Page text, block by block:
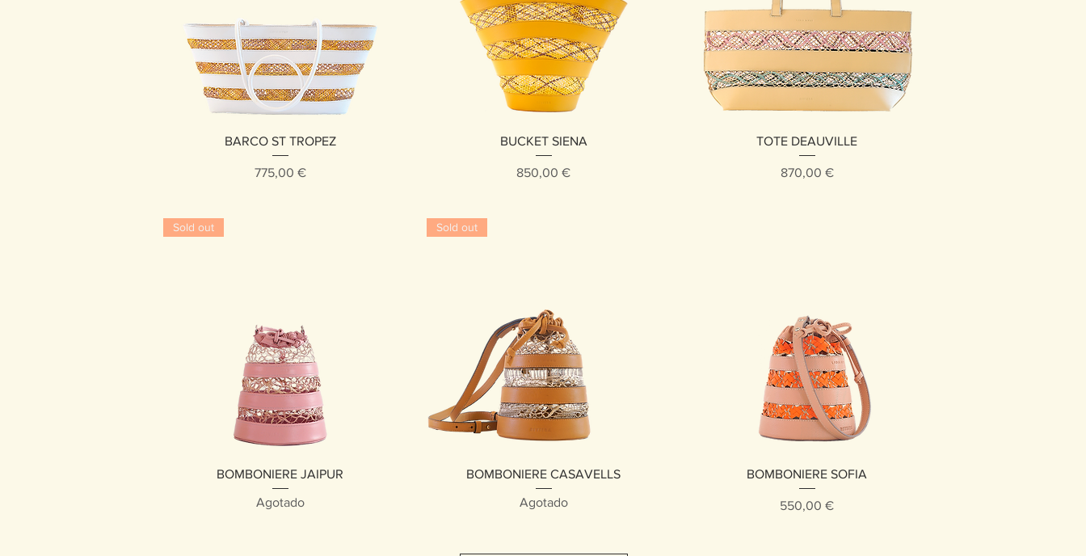
Vista rápida
BARCO ST TROPEZ
Precio
775,00 €
Vista rápida
BUCKET SIENA
Precio
850,00 €
Vista rápida
TOTE DEAUVILLE
Precio
870,00 €
Vista rápida
Sold out
BOMBONIERE JAIPUR
Agotado
Vista rápida
Sold out
BOMBONIERE CASAVELLS
Agotado
Vista rápida
BOMBONIERE SOFIA
Precio
550,00 €